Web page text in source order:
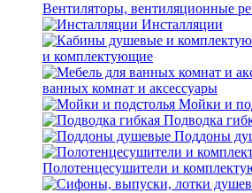
Вентиляторы, вентиляционные
Инсталляции
и комплектующие
ванных комнат и аксессуары
Мойки и
Подводка
Поддоны
Полотенцесушители и